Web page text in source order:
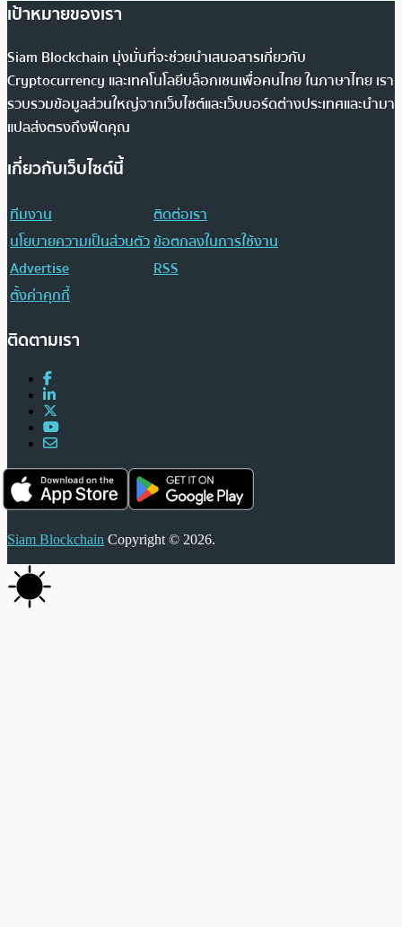
เป้าหมายของเรา
Siam Blockchain มุ่งมั่นที่จะช่วยนำเสนอสารเกี่ยวกับ
Cryptocurrency และเทคโนโลยีบล็อกเชนเพื่อคนไทย ในภาษาไทย เรา
รวบรวมข้อมูลส่วนใหญ่จากเว็บไซต์และเว็บบอร์ดต่างประเทศและนำมา
แปลส่งตรงถึงฟีดคุณ
เกี่ยวกับเว็บไซต์นี้
ทีมงาน
ติดต่อเรา
นโยบายความเป็นส่วนตัวข้อตกลงในการใช้งาน
Advertise
RSS
ตั้งค่าคุกกี้
ติดตามเรา
Siam Blockchain Copyright © 2026.